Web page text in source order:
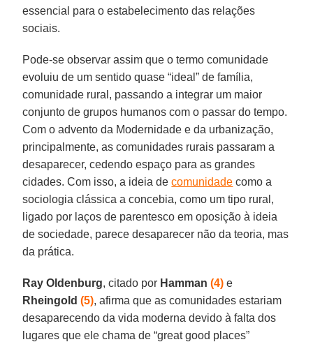
essencial para o estabelecimento das relações
sociais.
Pode-se observar assim que o termo comunidade
evoluiu de um sentido quase “ideal” de família,
comunidade rural, passando a integrar um maior
conjunto de grupos humanos com o passar do tempo.
Com o advento da Modernidade e da urbanização,
principalmente, as comunidades rurais passaram a
desaparecer, cedendo espaço para as grandes
cidades. Com isso, a ideia decomunidade como a
sociologia clássica a concebia, como um tipo rural,
ligado por laços de parentesco em oposição à ideia
de sociedade, parece desaparecer não da teoria, mas
da prática.
Ray Oldenburg, citado por Hamman (4) e
Rheingold (5), afirma que as comunidades estariam
desaparecendo da vida moderna devido à falta dos
lugares que ele chama de “great good places”